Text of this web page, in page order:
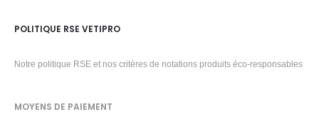
POLITIQUE RSE VETIPRO
Notre politique RSE et nos critères de notations produits éco-responsables
MOYENS DE PAIEMENT